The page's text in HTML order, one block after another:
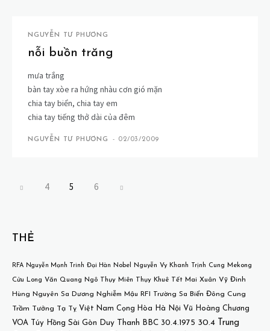
NGUYỄN TƯ PHƯƠNG
nỗi buồn trăng
mưa trắng
bàn tay xòe ra hứng nhàu cơn gió mặn
chia tay biển, chia tay em
chia tay tiếng thở dài của đêm
NGUYỄN TƯ PHƯƠNG - 02/03/2009
4 5 6
THẺ
RFA Nguyễn Mạnh Trinh Đại Hàn Nobel Nguyễn Vy Khanh Trịnh Cung Mekong
Cửu Long Văn Quang Ngô Thụy Miên Thụy Khuê Tết Mai Xuân Vỹ Đinh
Hùng Nguyên Sa Dương Nghiễm Mậu RFI Trường Sa Biển Đông Cung
Trầm Tưởng Tạ Tỵ Việt Nam Cọng Hòa Hà Nội Vũ Hoàng Chương
VOA
Túy Hồng Sài Gòn Duy Thanh BBC 30.4.1975 30.4
Trung